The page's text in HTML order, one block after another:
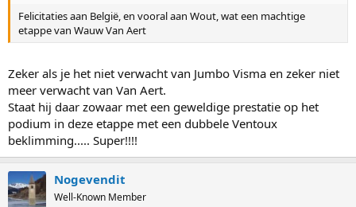
Felicitaties aan België, en vooral aan Wout, wat een machtige
etappe van Wauw Van Aert
Zeker als je het niet verwacht van Jumbo Visma en zeker niet
meer verwacht van Van Aert.
Staat hij daar zowaar met een geweldige prestatie op het
podium in deze etappe met een dubbele Ventoux
beklimming..... Super!!!!
Nogevendit
Well-Known Member